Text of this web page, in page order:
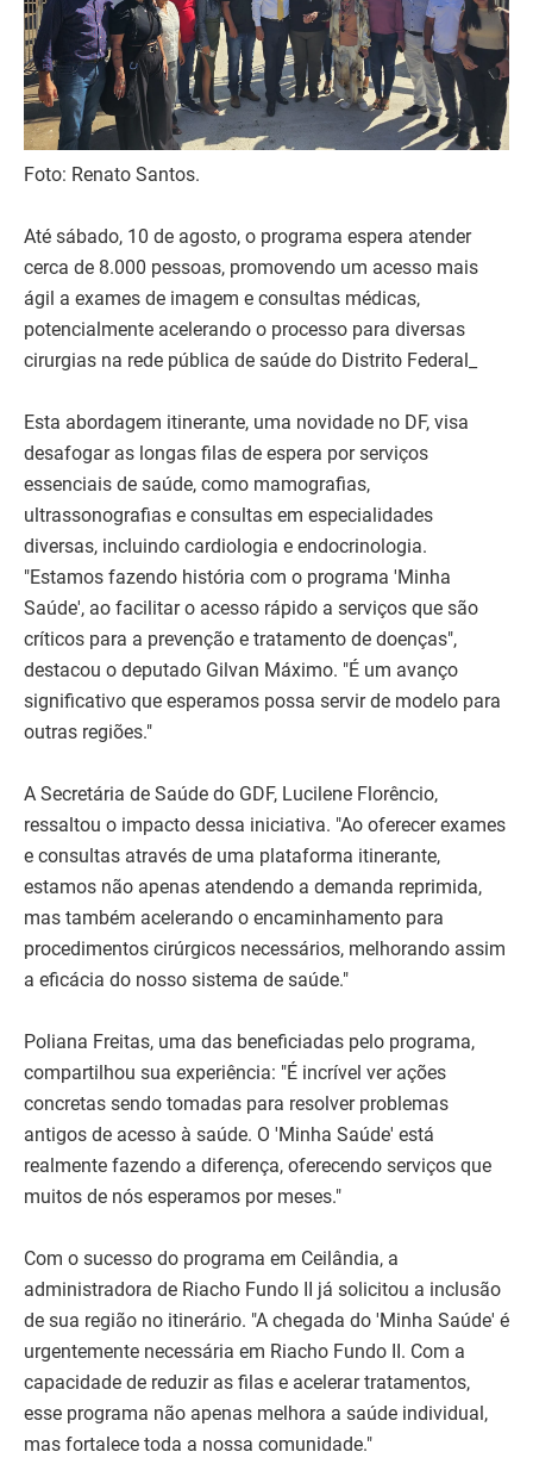
Foto: Renato Santos.
Até sábado, 10 de agosto, o programa espera atender
cerca de 8.000 pessoas, promovendo um acesso mais
ágil a exames de imagem e consultas médicas,
potencialmente acelerando o processo para diversas
cirurgias na rede pública de saúde do Distrito Federal_
Esta abordagem itinerante, uma novidade no DF, visa
desafogar as longas filas de espera por serviços
essenciais de saúde, como mamografias,
ultrassonografias e consultas em especialidades
diversas, incluindo cardiologia e endocrinologia.
"Estamos fazendo história com o programa 'Minha
Saúde', ao facilitar o acesso rápido a serviços que são
críticos para a prevenção e tratamento de doenças",
destacou o deputado Gilvan Máximo. "É um avanço
significativo que esperamos possa servir de modelo para
outras regiões."
A Secretária de Saúde do GDF, Lucilene Florêncio,
ressaltou o impacto dessa iniciativa. "Ao oferecer exames
e consultas através de uma plataforma itinerante,
estamos não apenas atendendo a demanda reprimida,
mas também acelerando o encaminhamento para
procedimentos cirúrgicos necessários, melhorando assim
a eficácia do nosso sistema de saúde."
Poliana Freitas, uma das beneficiadas pelo programa,
compartilhou sua experiência: "É incrível ver ações
concretas sendo tomadas para resolver problemas
antigos de acesso à saúde. O 'Minha Saúde' está
realmente fazendo a diferença, oferecendo serviços que
muitos de nós esperamos por meses."
Com o sucesso do programa em Ceilândia, a
administradora de Riacho Fundo II já solicitou a inclusão
de sua região no itinerário. "A chegada do 'Minha Saúde' é
urgentemente necessária em Riacho Fundo II. Com a
capacidade de reduzir as filas e acelerar tratamentos,
esse programa não apenas melhora a saúde individual,
mas fortalece toda a nossa comunidade."